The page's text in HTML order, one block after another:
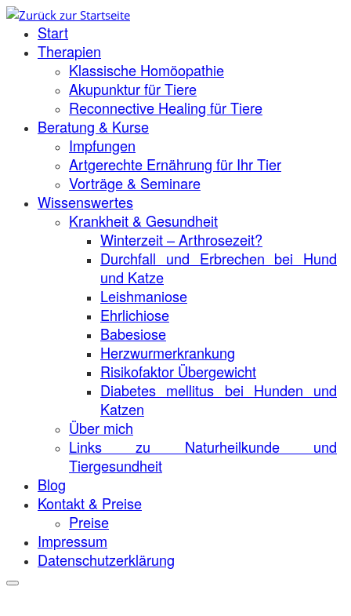
Zum
Inhalt
springen
Start
Therapien
Klassische Homöopathie
Akupunktur für Tiere
Reconnective Healing für Tiere
Beratung & Kurse
Impfungen
Artgerechte Ernährung für Ihr Tier
Vorträge & Seminare
Wissenswertes
Krankheit & Gesundheit
Winterzeit – Arthrosezeit?
Durchfall und Erbrechen bei Hund
und Katze
Leishmaniose
Ehrlichiose
Babesiose
Herzwurmerkrankung
Risikofaktor Übergewicht
Diabetes mellitus bei Hunden und
Katzen
Über mich
Links zu Naturheilkunde und
Tiergesundheit
Blog
Kontakt & Preise
Preise
Impressum
Datenschutzerklärung